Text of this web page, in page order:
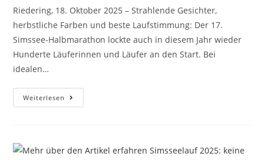
Riedering, 18. Oktober 2025 – Strahlende Gesichter,
herbstliche Farben und beste Laufstimmung: Der 17.
Simssee-Halbmarathon lockte auch in diesem Jahr wieder
Hunderte Läuferinnen und Läufer an den Start. Bei
idealen…
Weiterlesen